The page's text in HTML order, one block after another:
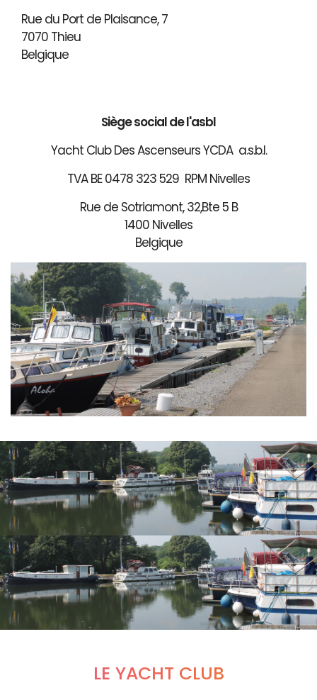
Rue du Port de Plaisance, 7
7070 Thieu
Belgique
Siège social de l'asbl
Yacht Club Des Ascenseurs YCDA a.s.b.l.
TVA BE 0478 323 529 RPM Nivelles
Rue de Sotriamont, 32,Bte 5 B
1400 Nivelles
Belgique
LE YACHT CLUB